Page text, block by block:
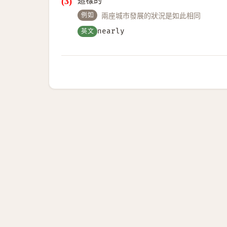
例如 兩座城市發展的狀況是如此相同
英文 nearly